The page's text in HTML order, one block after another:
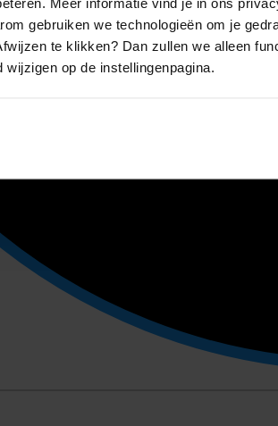
gebruiken we technologieën om je
te klikken? Dan zullen we alleen
wijzigen op de instellingenpagina.